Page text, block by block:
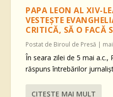
PAPA LEON AL XIV-
VESTEȘTE
CRITICĂ, SĂ O FACĂ
Postat de Biroul de Presă |
În seara zilei de 5 mai a.c.,
răspuns întrebărilor
CITEŞTE MAI MULT